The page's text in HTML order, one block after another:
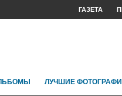
ГАЗЕТА
ЛУЧШИЕ